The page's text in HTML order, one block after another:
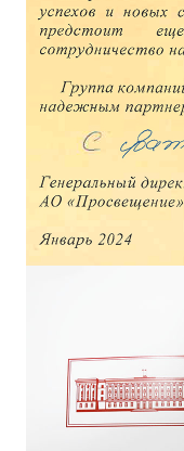
Готовимся к
ДПО
Профессиональная
Повышение
КОНТАКТЫ